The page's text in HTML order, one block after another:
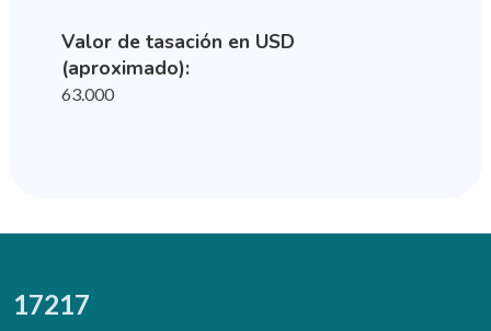
Valor de tasación en USD
(aproximado):
63.000
17217